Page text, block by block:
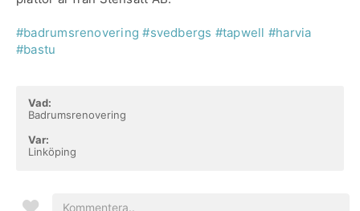
#badrumsrenovering #svedbergs #tapwell #harvia
#bastu
Vad:
Badrumsrenovering
Var:
Linköping